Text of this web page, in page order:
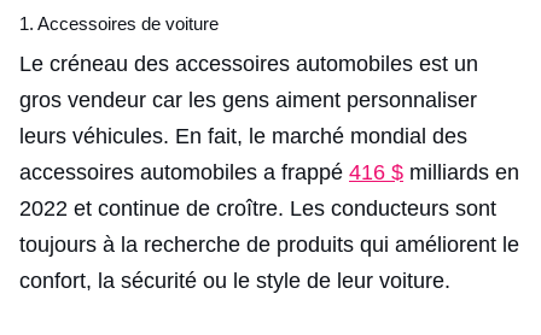
1. Accessoires de voiture
Le créneau des accessoires automobiles est un
gros vendeur car les gens aiment personnaliser
leurs véhicules. En fait, le marché mondial des
accessoires automobiles a frappé 416 $ milliards en
2022 et continue de croître. Les conducteurs sont
toujours à la recherche de produits qui améliorent le
confort, la sécurité ou le style de leur voiture.